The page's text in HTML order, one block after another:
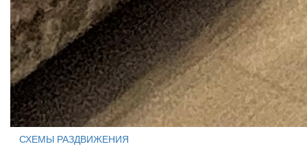
СХЕМЫ РАЗДВИЖЕНИЯ